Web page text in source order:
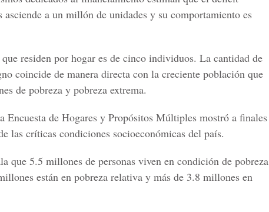
a un millón de unidades y su comportamiento es
residen por hogar es de cinco individuos. La cantidad de
coincide de manera directa con la creciente población que
de pobreza y pobreza extrema.
Encuesta de Hogares y Propósitos Múltiples mostró a finales
las críticas condiciones socioeconómicas del país.
que 5.5 millones de personas viven en condición de pobreza
están en pobreza relativa y más de 3.8 millones en